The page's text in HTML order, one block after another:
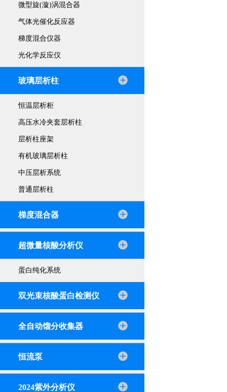
微型旋(漩)涡混合器
气体光催化反应器
梯度混合仪器
光化学反应仪
玻璃层析柱
恒温层析柜
高压水冷夹套层析柱
层析柱座架
有机玻璃层析柱
中压层析系统
普通层析柱
梯度混合器
超微量核酸分析仪
蛋白纯化系统
双光束核酸蛋白检测仪
全自动馏分收集器
恒流泵
2024紫外分析仪